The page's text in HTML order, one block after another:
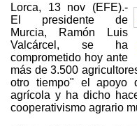
Lorca, 13 nov (EFE).-
El presidente de
Murcia, Ramón Luis
Valcárcel, se ha
comprometido hoy ante
más de 3.500
otro tiempo" el apoyo
agrícola y ha dicho
cooperativismo agrario